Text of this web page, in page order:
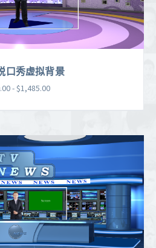
口秀虚拟背景
- $1,485.00